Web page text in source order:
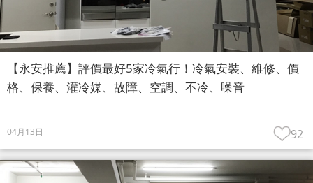
【永安推薦】評價最好5家冷氣行！冷氣安裝、維修、價
格、保養、灌冷媒、故障、空調、不冷、噪音
04月13日 92